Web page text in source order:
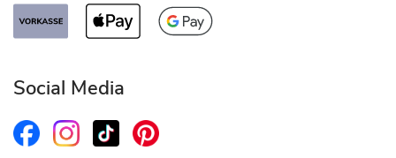
Social Media